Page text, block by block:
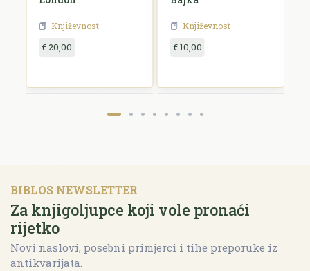
Književnost
€ 20,00
Književnost
€ 10,00
BIBLOS NEWSLETTER
Za knjigoljupce koji vole pronaći
rijetko
Novi naslovi, posebni primjerci i tihe preporuke iz
antikvarijata.